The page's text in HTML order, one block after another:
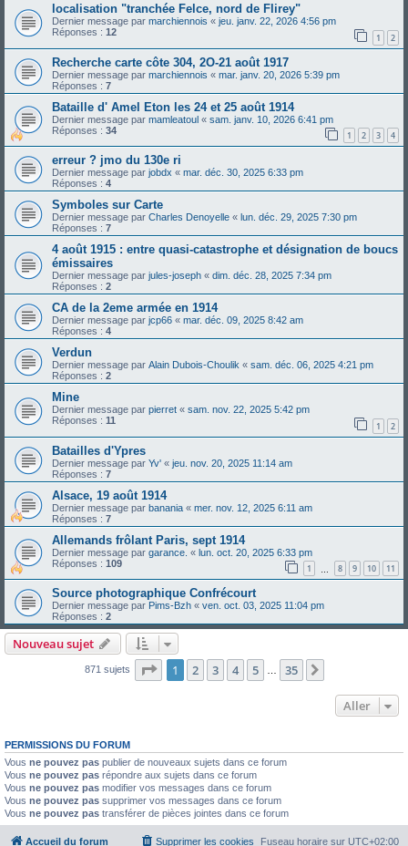
localisation "tranchée Felce, nord de Flirey"
Dernier message par marchiennois « jeu. janv. 22, 2026 4:56 pm
Réponses : 12 1 2
Recherche carte côte 304, 2O-21 août 1917
Dernier message par marchiennois « mar. janv. 20, 2026 5:39 pm
Réponses : 7
Bataille d' Amel Eton les 24 et 25 août 1914
Dernier message par mamleatoul « sam. janv. 10, 2026 6:41 pm
Réponses : 34 1 2 3 4
erreur ? jmo du 130e ri
Dernier message par jobdx « mar. déc. 30, 2025 6:33 pm
Réponses : 4
Symboles sur Carte
Dernier message par Charles Denoyelle « lun. déc. 29, 2025 7:30 pm
Réponses : 7
4 août 1915 : entre quasi-catastrophe et désignation de boucs
émissaires
Dernier message par jules-joseph « dim. déc. 28, 2025 7:34 pm
Réponses : 2
CA de la 2eme armée en 1914
Dernier message par jcp66 « mar. déc. 09, 2025 8:42 am
Réponses : 4
Verdun
Dernier message par Alain Dubois-Choulik « sam. déc. 06, 2025 4:21 pm
Réponses : 2
Mine
Dernier message par pierret « sam. nov. 22, 2025 5:42 pm
Réponses : 11 1 2
Batailles d'Ypres
Dernier message par Yv' « jeu. nov. 20, 2025 11:14 am
Réponses : 7
Alsace, 19 août 1914
Dernier message par banania « mer. nov. 12, 2025 6:11 am
Réponses : 7
Allemands frôlant Paris, sept 1914
Dernier message par garance. « lun. oct. 20, 2025 6:33 pm
Réponses : 109 1 8 9 10 11
Source photographique Confrécourt
Dernier message par Pims-Bzh « ven. oct. 03, 2025 11:04 pm
Réponses : 2
Nouveau sujet
871 sujets Page 1sur35
1 2 3 4 5 … 35
Aller
PERMISSIONS DU FORUM
Vous ne pouvez pas publier de nouveaux sujets dans ce forum
Vous ne pouvez pas répondre aux sujets dans ce forum
Vous ne pouvez pas modifier vos messages dans ce forum
Vous ne pouvez pas supprimer vos messages dans ce forum
Vous ne pouvez pas transférer de pièces jointes dans ce forum
Accueil du forum Fuseau horaire sur UTC+02:00
Supprimer les cookies